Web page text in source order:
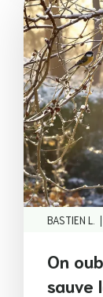
BASTIEN L. |
On
sauve